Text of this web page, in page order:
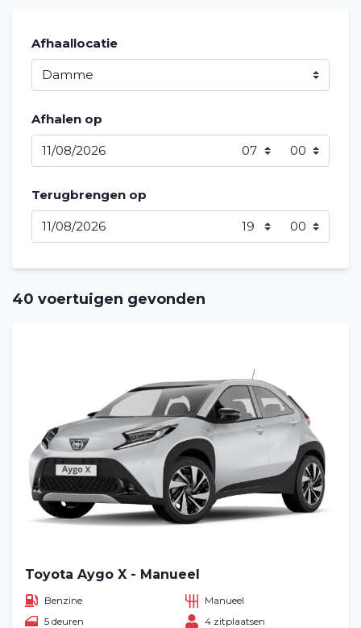
Afhaallocatie
Afhalen op
Terugbrengen op
40 voertuigen gevonden
Toyota Aygo X - Manueel
Benzine
Manueel
5 deuren
4 zitplaatsen